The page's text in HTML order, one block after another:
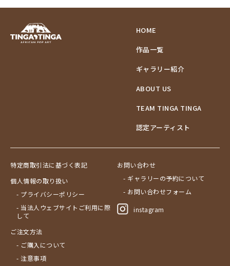
HOME
作品一覧
ギャラリー紹介
ABOUT US
TEAM TINGA TINGA
認定アーティスト
特定商取引法に基づく表記
個人情報の取り扱い
- プライバシーポリシー
- 当法人ウェブサイトご利用に際
して
ご注文方法
- ご購入について
- 注意事項
お問い合わせ
- ギャラリーの予約について
- お問い合わせフォーム
instagram